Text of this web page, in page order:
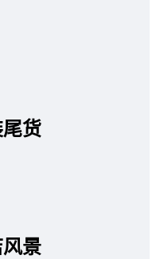
货
景